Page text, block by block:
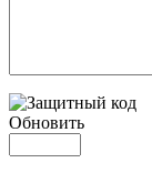
Обновить